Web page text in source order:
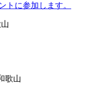
トに参加します。
歌山